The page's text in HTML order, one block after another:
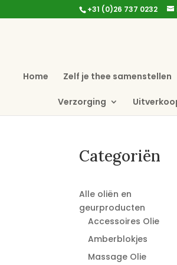
+31 (0)26 737 0232
Home Zelf je thee samenstellen
Verzorging
Categoriën
Alle oliën en
geurproducten
Accessoires Olie
Amberblokjes
Massage Olie